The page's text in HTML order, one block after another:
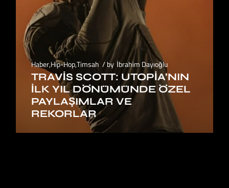
Haber,Hip-Hop,Timsah by İbrahim Dayıoğlu
TRAVIS SCOTT: UTOPIA’NIN
İLK YIL DÖNÜMÜNDE ÖZEL
PAYLAŞIMLAR VE
REKORLAR